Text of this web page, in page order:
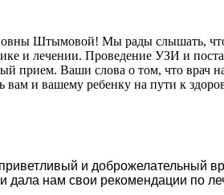
Штымовой! Мы рады слышать,
и лечении. Проведение УЗИ и
прием. Ваши слова о том, что врач
и вашему ребенку на пути к
и доброжелательный
дала нам свои рекомендации по